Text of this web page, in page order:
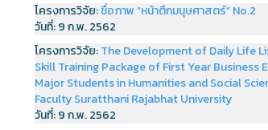
โครงการวิจัย:ชื่อภาพ “หน้าตึกมนุษศาสตร์” No.2
วันที่:9 ก.พ. 2562
โครงการวิจัย:The Development of Daily Life
Skill Training Package of First Year Business
Major Students in Humanities and Social
Faculty Suratthani Rajabhat University
วันที่:9 ก.พ. 2562